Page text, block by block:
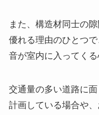
また、構造材同士の
優れる理由のひとつ
音が室内に入ってくる
交通量の多い道路に
計画している場合や